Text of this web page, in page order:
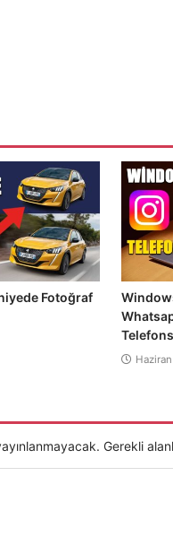
Fotoğraf
Gerekli